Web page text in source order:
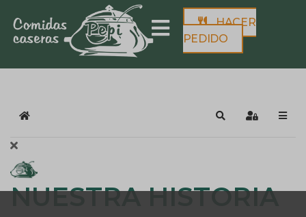
HACER
PEDIDO
Home SearchSign In
NUESTRA HISTORIA